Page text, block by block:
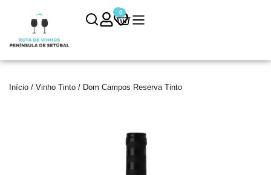
00
Início / Vinho Tinto / Dom Campos Reserva Tinto